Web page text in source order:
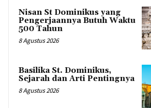
Nisan St Dominikus yang
Pengerjaannya Butuh Waktu
500 Tahun
8 Agustus 2026
Basilika St. Dominikus,
Sejarah dan Arti Pentingnya
8 Agustus 2026